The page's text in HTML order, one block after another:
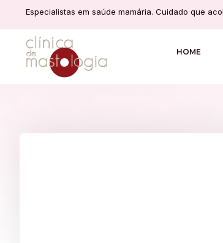
Especialistas em saúde mamária. Cuidado que
HOME